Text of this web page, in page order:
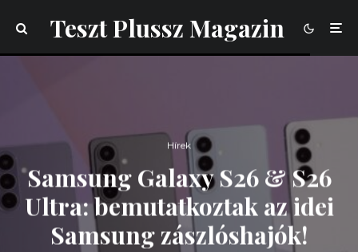
Teszt Plussz Magazin
Hírek
Samsung Galaxy S26 & S26
Ultra: bemutatkoztak az idei
Samsung zászlóshajók!